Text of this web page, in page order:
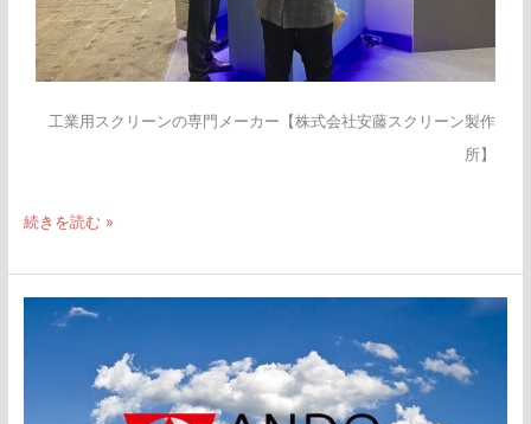
工業用スクリーンの専門メーカー【株式会社安藤スクリーン製作
所】
続きを読む »